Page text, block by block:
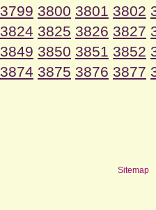
3799 3800 3801 3802
3824 3825 3826 3827
3849 3850 3851 3852
3874 3875 3876 3877
Sitemap